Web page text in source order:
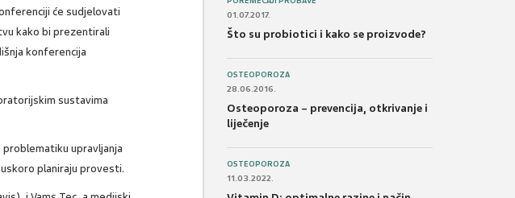
će sudjelovati
kako bi prezentirali
konferencija
sustavima
upravljanja
planiraju provesti.
01.07.2017.
Što su probiotici i kako se proizvode?
OSTEOPOROZA
28.06.2016.
Osteoporoza – prevencija, otkrivanje i
liječenje
OSTEOPOROZA
11.03.2022.